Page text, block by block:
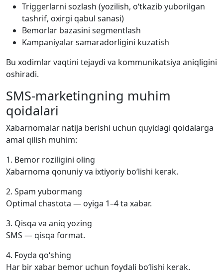
Triggerlarni sozlash (yozilish, o‘tkazib yuborilgan
tashrif, oxirgi qabul sanasi)
Bemorlar bazasini segmentlash
Kampaniyalar samaradorligini kuzatish
Bu xodimlar vaqtini tejaydi va kommunikatsiya aniqligini
oshiradi.
SMS-marketingning muhim
qoidalari
Xabarnomalar natija berishi uchun quyidagi qoidalarga
amal qilish muhim:
1. Bemor roziligini oling
Xabarnoma qonuniy va ixtiyoriy bo‘lishi kerak.
2. Spam yubormang
Optimal chastota — oyiga 1–4 ta xabar.
3. Qisqa va aniq yozing
SMS — qisqa format.
4. Foyda qo‘shing
Har bir xabar bemor uchun foydali bo‘lishi kerak.